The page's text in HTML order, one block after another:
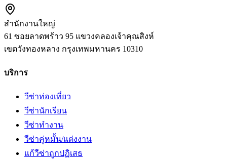
สำนักงานใหญ่
61 ซอยลาดพร้าว 95 แขวงคลองเจ้าคุณสิงห์
เขตวังทองหลาง กรุงเทพมหานคร 10310
บริการ
วีซ่าท่องเที่ยว
วีซ่านักเรียน
วีซ่าทำงาน
วีซ่าคู่หมั้น/แต่งงาน
แก้วีซ่าถูกปฏิเสธ